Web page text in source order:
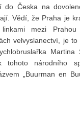
Česka na
Vědí, že Praha je
mezi Prahou
velvyslanectví, je to
Martina
tohoto národního
„Buurman en